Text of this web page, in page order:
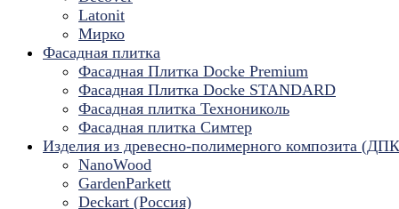
Latonit
Мирко
Фасадная плитка
Фасадная Плитка Docke Premium
Фасадная Плитка Docke STANDARD
Фасадная плитка Технониколь
Фасадная плитка Симтер
Изделия из древесно-полимерного композита
NanoWood
GardenParkett
Deckart (Россия)